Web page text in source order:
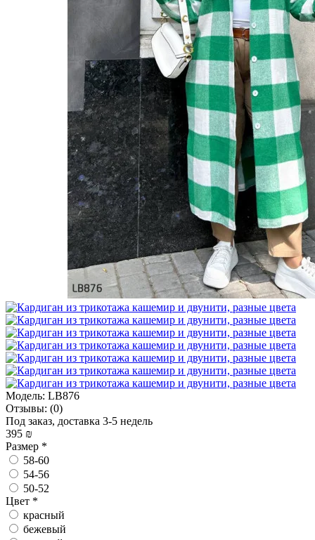
Модель: LB876
Отзывы: (0)
Под заказ, доставка 3-5 недель
395 ₪
Размер *
58-60
54-56
50-52
Цвет *
красный
бежевый